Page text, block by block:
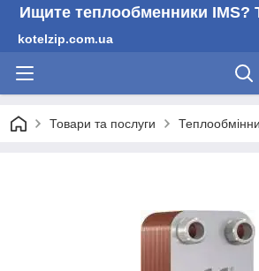
Ищите теплообменники IMS?
kotelzip.com.ua
Товари та послуги